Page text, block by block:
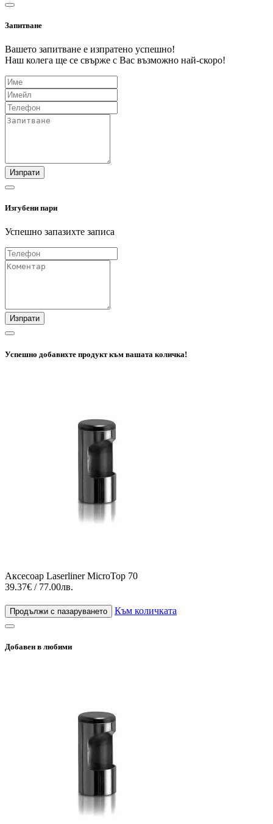
Запитване
Вашето запитване е изпратено успешно!
Наш колега ще се свърже с Вас възможно най-скоро!
Изпрати
Изгубени пари
Успешно запазихте записа
Изпрати
Успешно добавихте продукт към вашата количка!
Аксесоар Laserliner MicroTop 70
39.37€ / 77.00лв.
Продължи с пазаруването Към количката
Добавен в любими